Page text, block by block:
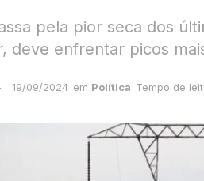
pela pior seca dos
deve enfrentar picos
19/09/2024 em Política Tempo de